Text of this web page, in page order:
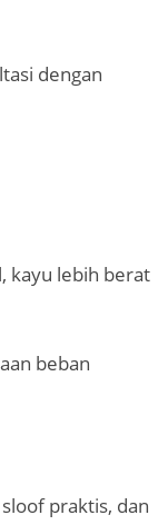
dengan
kayu lebih berat
beban
praktis, dan